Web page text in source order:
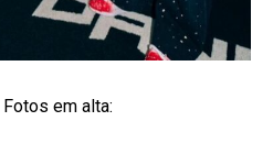
em alta: